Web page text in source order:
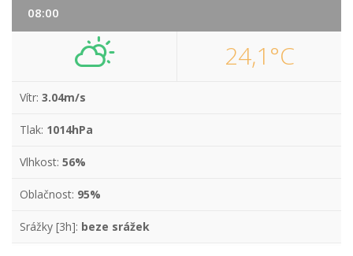
08:00
24,1°C
Vítr: 3.04m/s
Tlak: 1014hPa
Vlhkost: 56%
Oblačnost: 95%
Srážky [3h]: beze srážek